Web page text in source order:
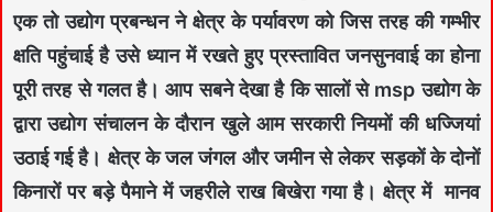
एक तो उद्योग प्रबन्धन ने क्षेत्र के पर्यावरण को जिस तरह की गम्भीर
क्षति पहुंचाई है उसे ध्यान में रखते हुए प्रस्तावित जनसुनवाई का होना
पूरी तरह से गलत है। आप सबने देखा है कि सालों से msp उद्योग के
द्वारा उद्योग संचालन के दौरान खुले आम सरकारी नियमों की धज्जियां
उठाई गई है। क्षेत्र के जल जंगल और जमीन से लेकर सड़कों के दोनों
किनारों पर बड़े पैमाने में जहरीले राख बिखेरा गया है। क्षेत्र में मानव